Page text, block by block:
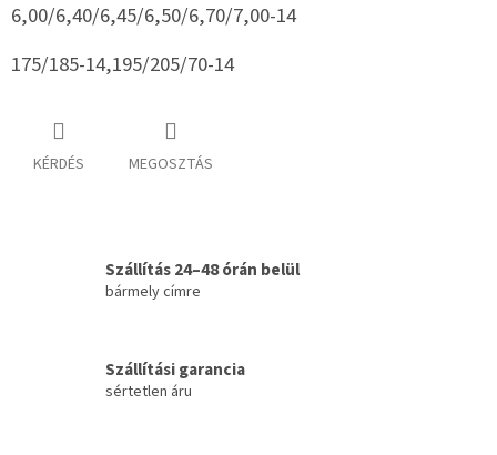
6,00/6,40/6,45/6,50/6,70/7,00-14
175/185-14,195/205/70-14
KÉRDÉS MEGOSZTÁS
Szállítás 24–48 órán belül
bármely címre
Szállítási garancia
sértetlen áru